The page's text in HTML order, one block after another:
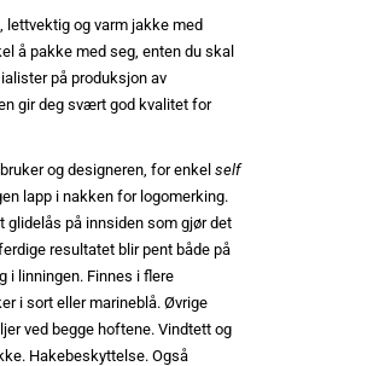
lettvektig og varm jakke med
å pakke med seg, enten du skal
på produksjon av
gir deg svært god kvalitet for
og designeren, for enkelself
lapp i nakken for logomerking.
glidelås på innsiden som gjør det
resultatet blir pent både på
i linningen. Finnes i flere
i sort eller marineblå. Øvrige
ved begge hoftene. Vindtett og
Hakebeskyttelse. Også